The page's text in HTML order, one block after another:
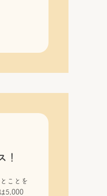
！
ことを
5,000